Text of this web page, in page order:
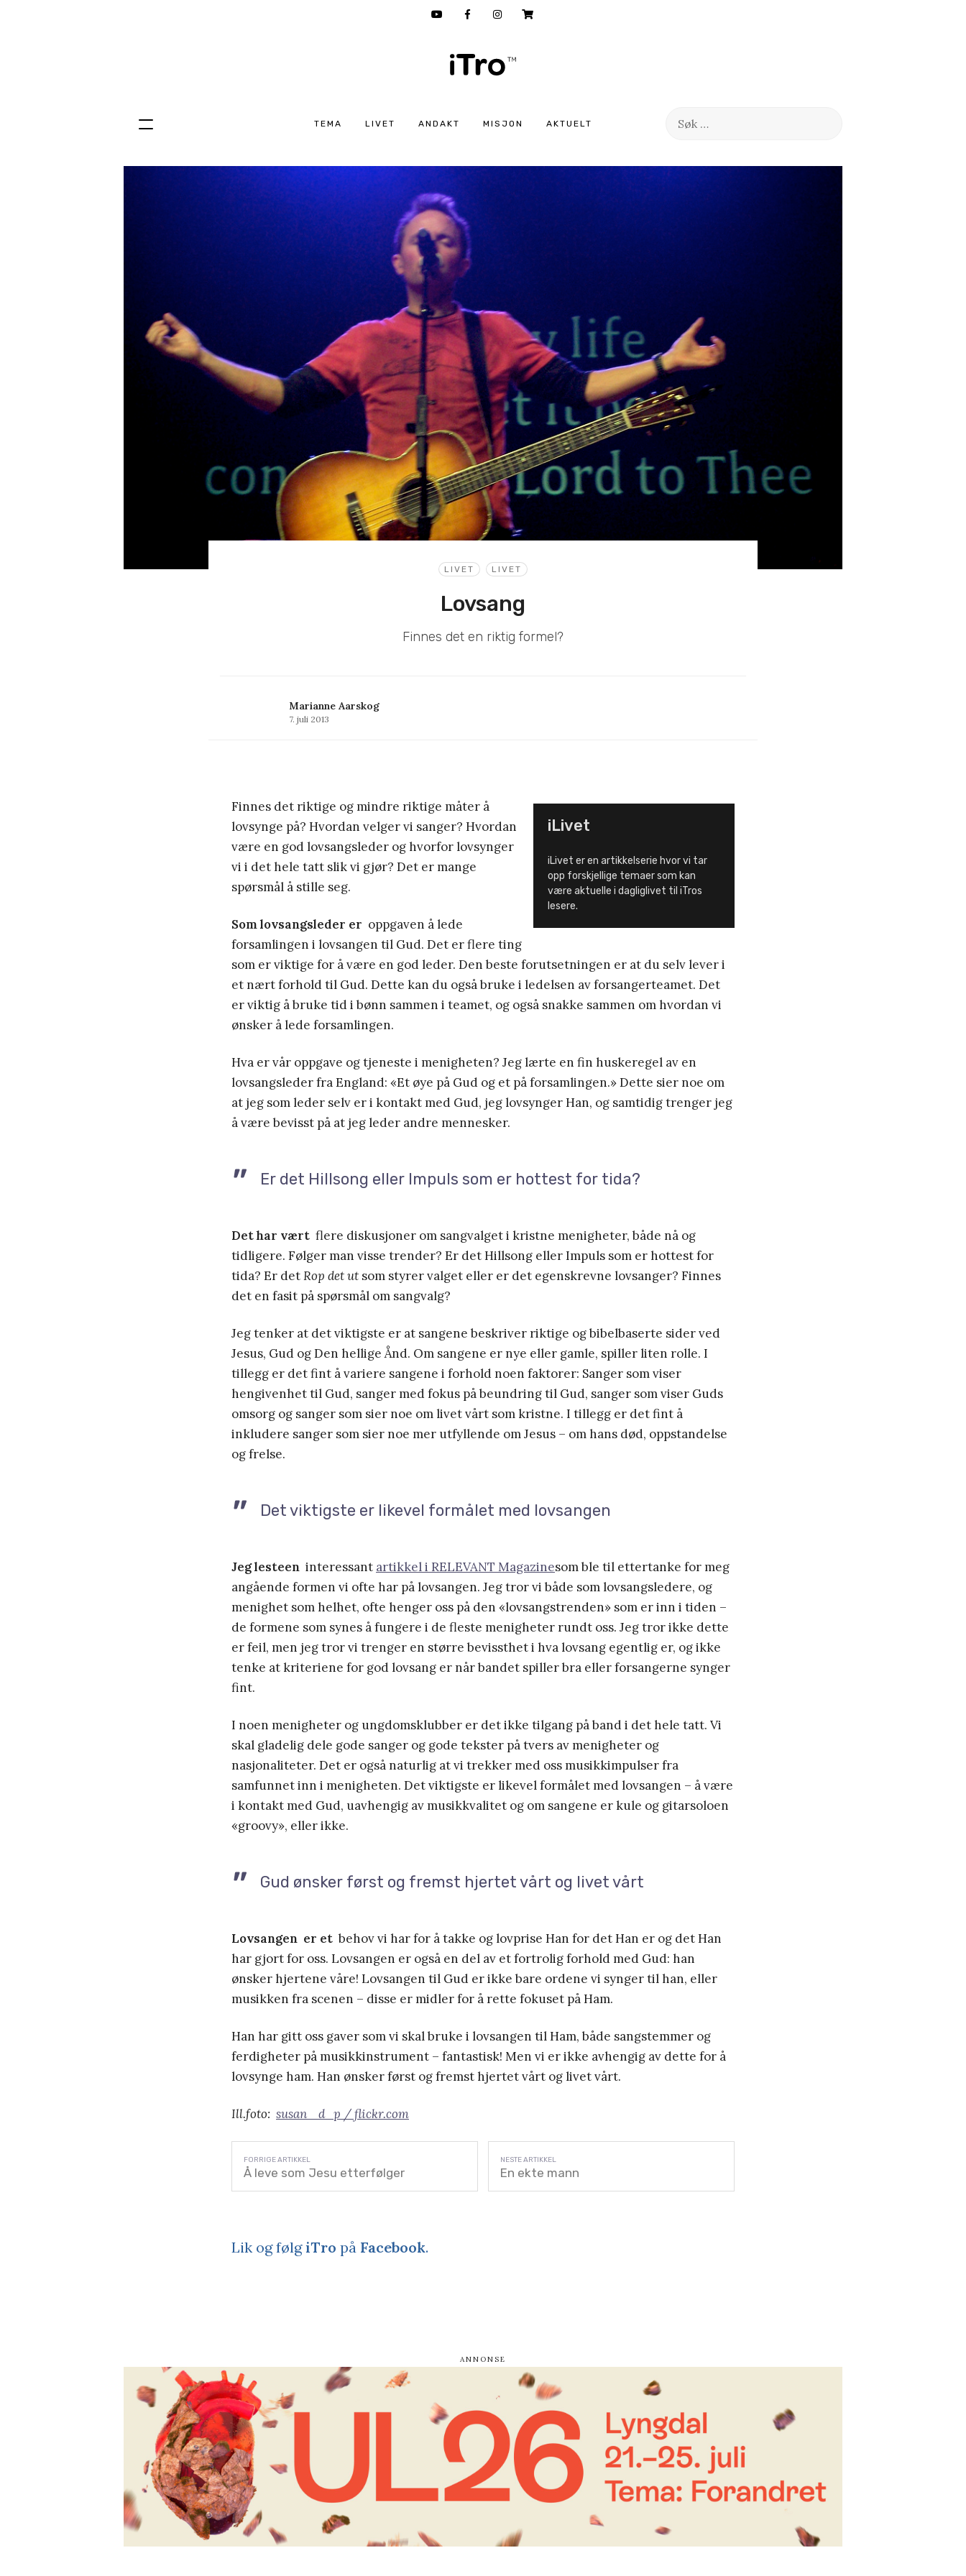
TEMA LIVET ANDAKT MISJON AKTUELT
Søk
Hopp
LIVET LIVET
Lovsang
Finnes det en riktig formel?
Marianne Aarskog
7. juli 2013
iLivet
iLivet er en artikkelserie hvor vi tar
opp forskjellige temaer som kan
være aktuelle i dagliglivet til iTros
lesere.
Finnes det riktige og mindre riktige måter å
lovsynge på? Hvordan velger vi sanger? Hvordan
være en god lovsangsleder og hvorfor lovsynger
vi i det hele tatt slik vi gjør? Det er mange
spørsmål å stille seg.
Som lovsangsleder er oppgaven å lede
forsamlingen i lovsangen til Gud. Det er flere ting
som er viktige for å være en god leder. Den beste forutsetningen er at du selv lever i
et nært forhold til Gud. Dette kan du også bruke i ledelsen av forsangerteamet. Det
er viktig å bruke tid i bønn sammen i teamet, og også snakke sammen om hvordan vi
ønsker å lede forsamlingen.
Hva er vår oppgave og tjeneste i menigheten? Jeg lærte en fin huskeregel av en
lovsangsleder fra England: «Et øye på Gud og et på forsamlingen.» Dette sier noe om
at jeg som leder selv er i kontakt med Gud, jeg lovsynger Han, og samtidig trenger jeg
å være bevisst på at jeg leder andre mennesker.
Er det Hillsong eller Impuls som er hottest for tida?
Det har vært flere diskusjoner om sangvalget i kristne menigheter, både nå og
tidligere. Følger man visse trender? Er det Hillsong eller Impuls som er hottest for
tida? Er detRop det ut som styrer valget eller er det egenskrevne lovsanger? Finnes
det en fasit på spørsmål om sangvalg?
Jeg tenker at det viktigste er at sangene beskriver riktige og bibelbaserte sider ved
Jesus, Gud og Den hellige Ånd. Om sangene er nye eller gamle, spiller liten rolle. I
tillegg er det fint å variere sangene i forhold noen faktorer: Sanger som viser
hengivenhet til Gud, sanger med fokus på beundring til Gud, sanger som viser Guds
omsorg og sanger som sier noe om livet vårt som kristne. I tillegg er det fint å
inkludere sanger som sier noe mer utfyllende om Jesus – om hans død, oppstandelse
og frelse.
Det viktigste er likevel formålet med lovsangen
Jeg lesteen interessant artikkel i RELEVANT Magazinesom ble til ettertanke for meg
angående formen vi ofte har på lovsangen. Jeg tror vi både som lovsangsledere, og
menighet som helhet, ofte henger oss på den «lovsangstrenden» som er inn i tiden –
de formene som synes å fungere i de fleste menigheter rundt oss. Jeg tror ikke dette
er feil, men jeg tror vi trenger en større bevissthet i hva lovsang egentlig er, og ikke
tenke at kriteriene for god lovsang er når bandet spiller bra eller forsangerne synger
fint.
I noen menigheter og ungdomsklubber er det ikke tilgang på band i det hele tatt. Vi
skal gladelig dele gode sanger og gode tekster på tvers av menigheter og
nasjonaliteter. Det er også naturlig at vi trekker med oss musikkimpulser fra
samfunnet inn i menigheten. Det viktigste er likevel formålet med lovsangen – å være
i kontakt med Gud, uavhengig av musikkvalitet og om sangene er kule og gitarsoloen
«groovy», eller ikke.
Gud ønsker først og fremst hjertet vårt og livet vårt
Lovsangen er et behov vi har for å takke og lovprise Han for det Han er og det Han
har gjort for oss. Lovsangen er også en del av et fortrolig forhold med Gud: han
ønsker hjertene våre! Lovsangen til Gud er ikke bare ordene vi synger til han, eller
musikken fra scenen – disse er midler for å rette fokuset på Ham.
Han har gitt oss gaver som vi skal bruke i lovsangen til Ham, både sangstemmer og
ferdigheter på musikkinstrument – fantastisk! Men vi er ikke avhengig av dette for å
lovsynge ham. Han ønsker først og fremst hjertet vårt og livet vårt.
Ill.foto: susan _d_p / flickr.com
Å leve som Jesu etterfølger En ekte mann
Lik og følgiTro på Facebook.